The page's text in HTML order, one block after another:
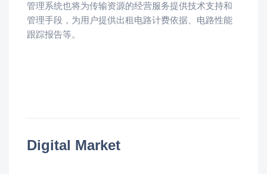
管理系统也将为传输资源的经营服务提供技术支持和
管理手段，为用户提供出租电路计费依据、电路性能
跟踪报告等。
Digital Market